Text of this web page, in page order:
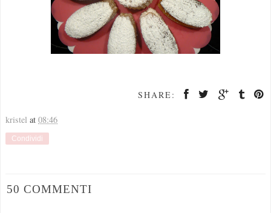
SHARE:
kristel at 08:46
Condividi
50 COMMENTI